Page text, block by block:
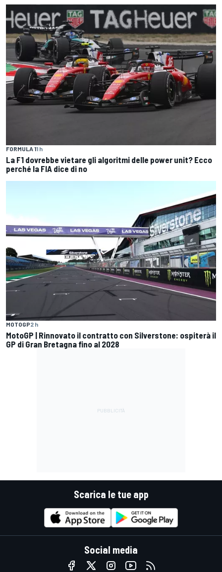
FORMULA 11 h
La F1 dovrebbe vietare gli algoritmi delle power unit? Ecco
perché la FIA dice di no
MOTOGP2 h
MotoGP | Rinnovato il contratto con Silverstone: ospiterà il
GP di Gran Bretagna fino al 2028
Scarica le tue app
Social media